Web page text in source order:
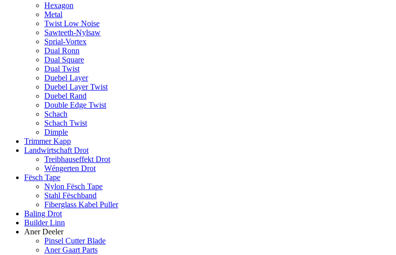
Hexagon
Metal
Twist Low Noise
Sawteeth-Nylsaw
Sprial-Vortex
Dual Ronn
Dual Square
Dual Twist
Duebel Layer
Duebel Layer Twist
Duebel Rand
Double Edge Twist
Schach
Schach Twist
Dimple
Trimmer Kapp
Landwirtschaft Drot
Treibhauseffekt Drot
Wéngerten Drot
Fësch Tape
Nylon Fësch Tape
Stahl Fëschband
Fiberglass Kabel Puller
Baling Drot
Builder Linn
Aner Deeler
Pinsel Cutter Blade
Aner Gaart Parts